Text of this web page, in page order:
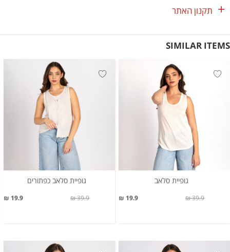
תקנון האתר
SIMILAR ITEMS
גופיית סלאב
19.9 ₪ 39.9 ₪
גופיית סלאב כפתורים
19.9 ₪ 39.9 ₪